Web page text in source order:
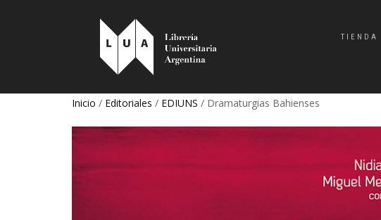
TIENDA
Inicio / Editoriales / EDIUNS / Dramaturgias Bahienses